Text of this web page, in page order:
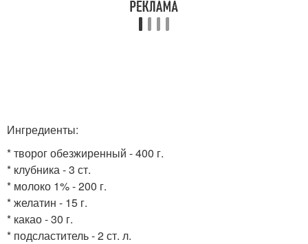
Ингредиенты:
* творог обезжиренный - 400 г.
* клубника - 3 ст.
* молоко 1% - 200 г.
* желатин - 15 г.
* какао - 30 г.
* подсластитель - 2 ст. л.